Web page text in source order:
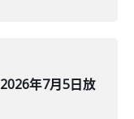
年7月5日放